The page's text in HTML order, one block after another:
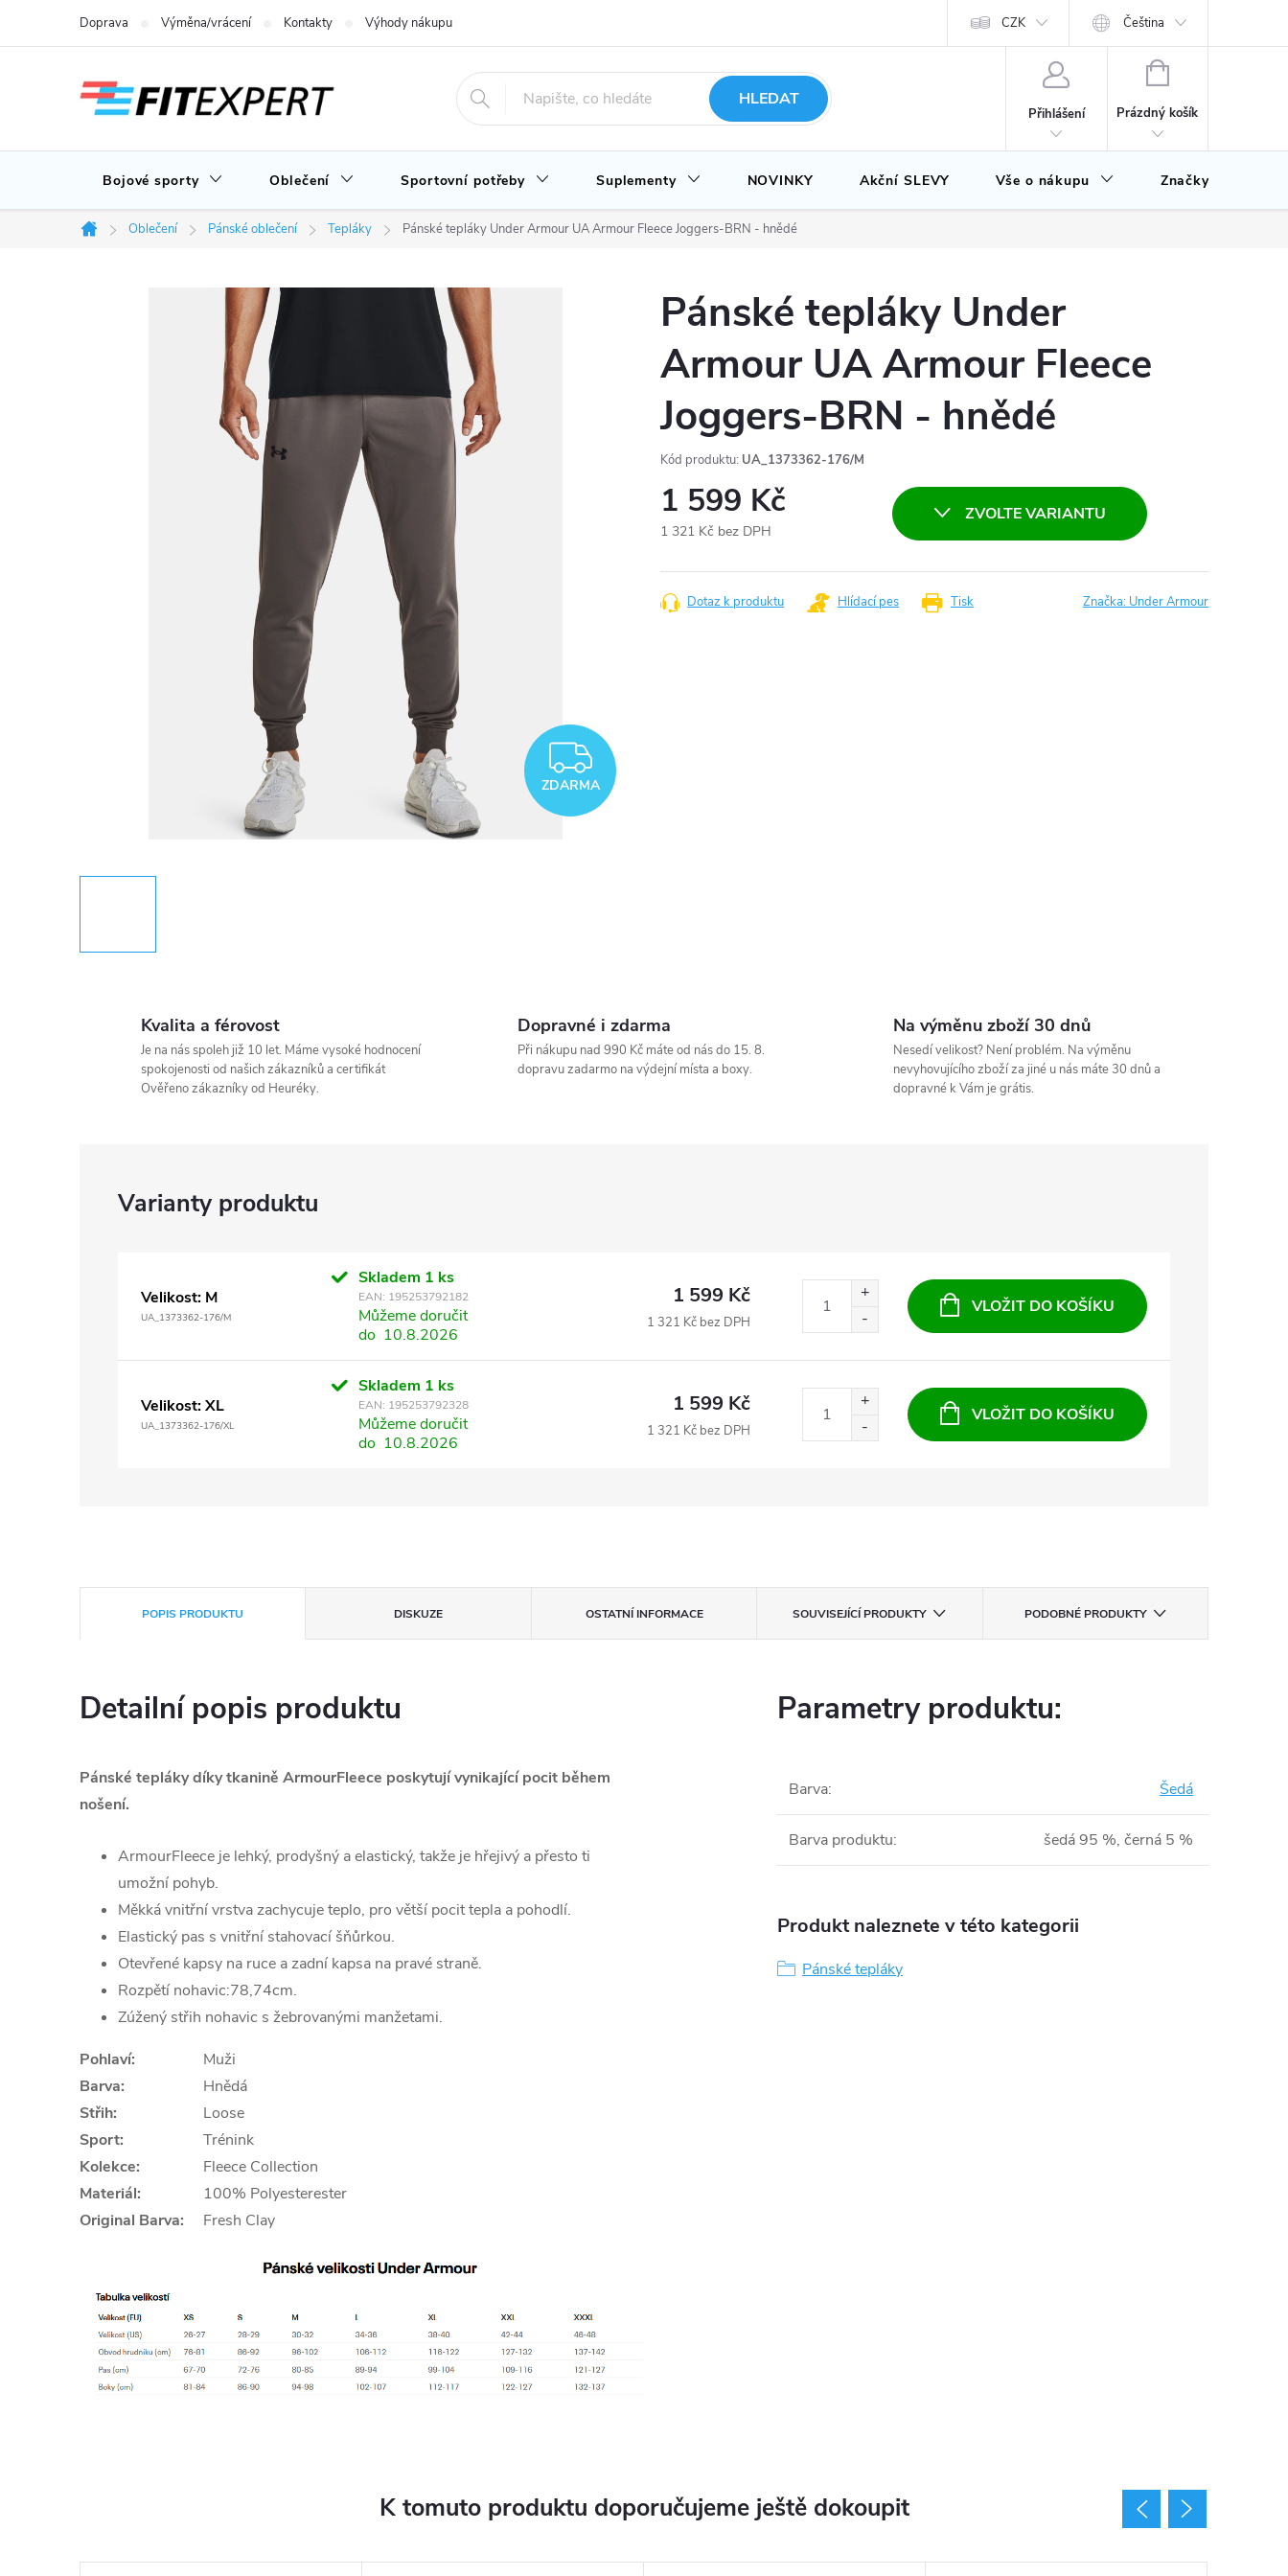
Doprava Výměna/vrácení Kontakty Výhody nákupu u nás CZK Čeština
HLEDAT
Přihlášení
NÁKUPNÍ
Prázdný košík
Bojové sporty Oblečení Sportovní potřeby Suplementy NOVINKY Akční SLEVY Vše o nákupu Značky
Domů
Oblečení Pánské oblečení Tepláky Pánské tepláky Under Armour UA Armour Fleece Joggers-BRN - hnědé
ZDARMA
ZDARMA
Pánské tepláky Under
Armour UA Armour Fleece
Joggers-BRN - hnědé
Kód produktu: UA_1373362-176/M
1 599 Kč
1 321 Kč bez DPH
cena:
ZVOLTE VARIANTU
Tisk
Dotaz k produktu Hlídací pes Značka: Under Armour
Kvalita a férovost
Je na nás spoleh již 10 let. Máme vysoké hodnocení
spokojenosti od našich zákazníků a certifikát
Ověřeno zákazníky od Heuréky.
Dopravné i zdarma
Při nákupu nad 990 Kč máte od nás do 15. 8.
dopravu zadarmo na výdejní místa a boxy.
Na výměnu zboží 30 dnů
Nesedí velikost? Není problém. Na výměnu
nevyhovujícího zboží za jiné u nás máte 30 dnů a
dopravné k Vám je grátis.
Velikost: M
UA_1373362-176/M
Skladem 1 ks
EAN: 195253792182
Můžeme doručit
do 10.8.2026
1 599 Kč
1 321 Kč bez DPH
VLOŽIT DO KOŠÍKU
Velikost: XL
UA_1373362-176/XL
Skladem 1 ks
EAN: 195253792328
Můžeme doručit
do 10.8.2026
1 599 Kč
1 321 Kč bez DPH
VLOŽIT DO KOŠÍKU
POPIS PRODUKTU DISKUZE OSTATNÍ INFORMACE SOUVISEJÍCÍ PRODUKTY PODOBNÉ PRODUKTY
Detailní popis produktu
Pánské tepláky díky tkanině ArmourFleece poskytují vynikající pocit během
nošení.
ArmourFleece je lehký, prodyšný a elastický, takže je hřejivý a přesto ti
umožní pohyb.
Měkká vnitřní vrstva zachycuje teplo, pro větší pocit tepla a pohodlí.
Elastický pas s vnitřní stahovací šňůrkou.
Otevřené kapsy na ruce a zadní kapsa na pravé straně.
Rozpětí nohavic:78,74cm.
Zúžený střih nohavic s žebrovanými manžetami.
Pohlaví:
Muži
Barva:
Hnědá
Střih:
Loose
Sport:
Trénink
Kolekce:
Fleece Collection
Materiál:
100% Polyesterester
Original Barva:
Fresh Clay
Parametry produktu:
Barva: Šedá
Barva produktu: šedá 95 %, černá 5 %
Produkt naleznete v této kategorii
Pánské tepláky
K tomuto produktu doporučujeme ještě dokoupit